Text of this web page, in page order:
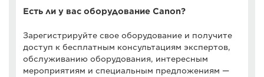
Есть ли у вас оборудование Canon?
Зарегистрируйте свое оборудование и получите
доступ к бесплатным консультациям экспертов,
обслуживанию оборудования, интересным
мероприятиям и специальным предложениям —